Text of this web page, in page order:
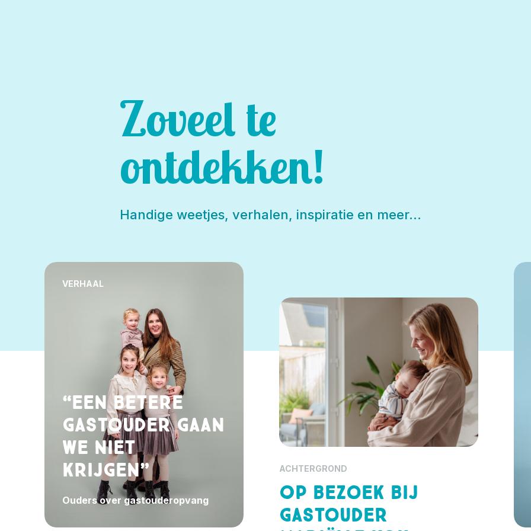
Zoveel te
ontdekken!
Handige weetjes, verhalen, inspiratie en meer…
VERHAAL
“Een betere
gastouder gaan
we niet
krijgen”
Ouders over gastouderopvang
ACHTERGROND
Op bezoek bij
gastouder